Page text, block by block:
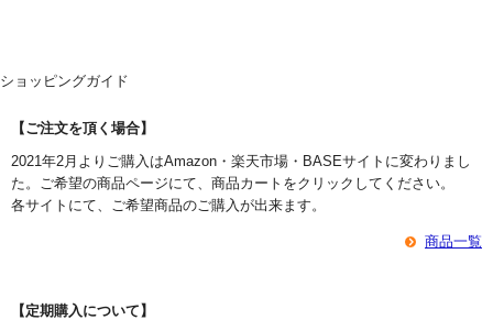
ショッピングガイド
【ご注文を頂く場合】
2021年2月よりご購入はAmazon・楽天市場・BASEサイトに変わりまし
た。ご希望の商品ページにて、商品カートをクリックしてください。
各サイトにて、ご希望商品のご購入が出来ます。
商品一覧
【定期購入について】